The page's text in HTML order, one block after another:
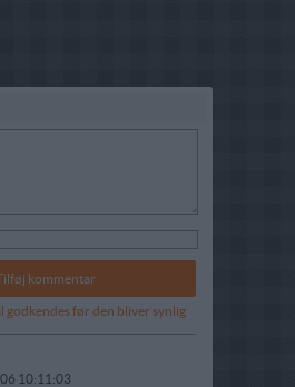
godkendes før den bliver synlig
10:11:03